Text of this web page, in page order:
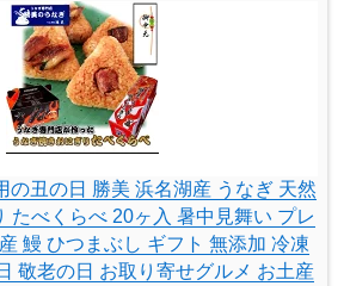
の丑の日 勝美 浜名湖産 うなぎ 天然
たべくらべ 20ヶ入 暑中見舞い プレ
鰻 ひつまぶし ギフト 無添加 冷凍
敬老の日 お取り寄せグルメ お土産